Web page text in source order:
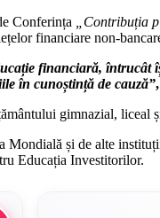
Conferința
„Contribuția
financiare non-
financiară,
în cunoștință de cauză”
gimnazial, liceal
Mondială și de alte
Educația Investitorilor.